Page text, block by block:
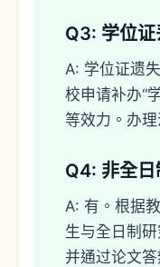
Q3: 学位证
A: 学位证遗
校申请补办“
等效力。办
Q4: 非全日
A: 有。根据
生与全日制
并通过论文